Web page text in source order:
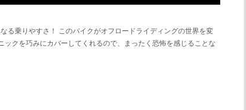
る乗りやすさ！ このバイクがオフロードライディングの世界を変
クを巧みにカバーしてくれるので、まったく恐怖を感じることな